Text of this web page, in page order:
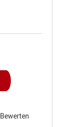
Bewerten